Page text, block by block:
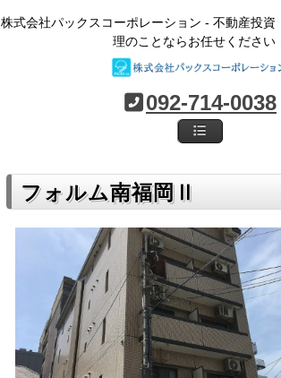
株式会社パックスコーポレーション - 不動産投資
理のことならお任せください
092-714-0038
フォルム南福岡Ⅱ